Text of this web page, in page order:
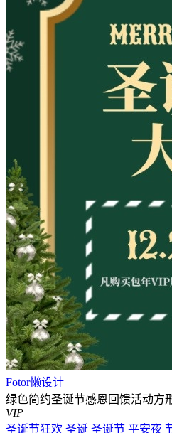
Fotor懒设计
绿色简约圣诞节感恩回馈活动方
VIP
圣诞节狂欢 圣诞 圣诞节 平安夜